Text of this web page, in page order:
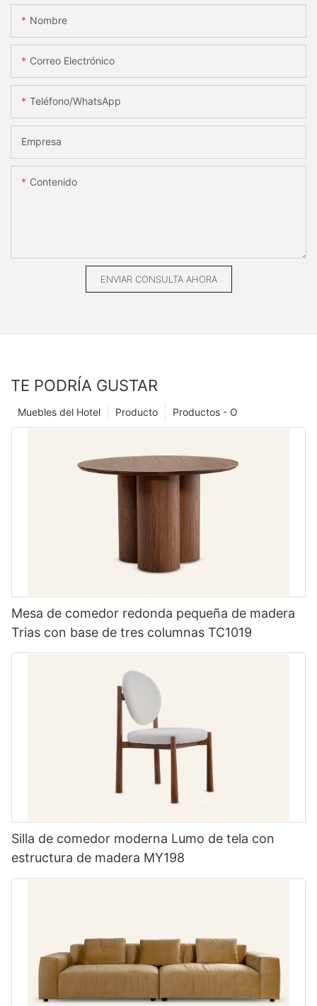
Nombre
Correo Electrónico
Teléfono/WhatsApp
Empresa
Contenido
ENVIAR CONSULTA AHORA
TE PODRÍA GUSTAR
Productos - O
Producto
Muebles del Hotel
Mesa de comedor redonda pequeña de madera
Trias con base de tres columnas TC1019
Silla de comedor moderna Lumo de tela con
estructura de madera MY198